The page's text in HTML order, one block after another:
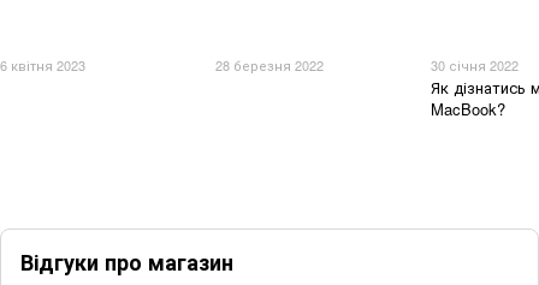
6 квітня 2023 28 березня 2022 30 січня 2022
Як дізнатись
MacBook?
Відгуки про магазин